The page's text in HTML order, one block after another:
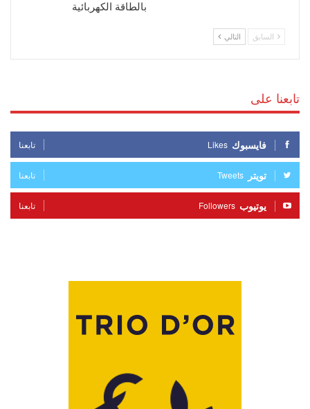
بالطاقة الكهربائية
السابق التالي
تابعنا على
فايسبوك Likes تابعنا
تويتر Tweets تابعنا
يوتيوب Followers تابعنا